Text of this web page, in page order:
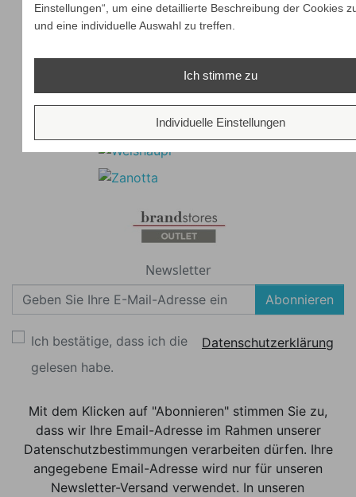
Newsletter
Abonnieren
Ich bestätige, dass ich die
Datenschutzerklärung
gelesen habe.
Mit dem Klicken auf "Abonnieren" stimmen Sie zu,
dass wir Ihre Email-Adresse im Rahmen unserer
Datenschutzbestimmungen verarbeiten dürfen. Ihre
angegebene Email-Adresse wird nur für unseren
Newsletter-Versand verwendet. In unseren
Einstellungen“, um eine detaillierte Beschreibung der Cookies
und eine individuelle Auswahl zu treffen.
Ich stimme zu
Individuelle Einstellungen